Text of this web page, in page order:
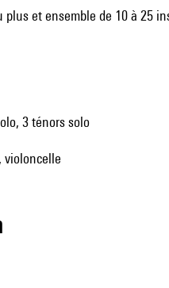
et ensemble de 10 à 25
3 ténors solo
violoncelle